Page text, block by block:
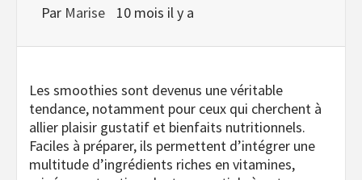
Par Marise 10 mois il y a
Les smoothies sont devenus une véritable
tendance, notamment pour ceux qui cherchent à
allier plaisir gustatif et bienfaits nutritionnels.
Faciles à préparer, ils permettent d’intégrer une
multitude d’ingrédients riches en vitamines,